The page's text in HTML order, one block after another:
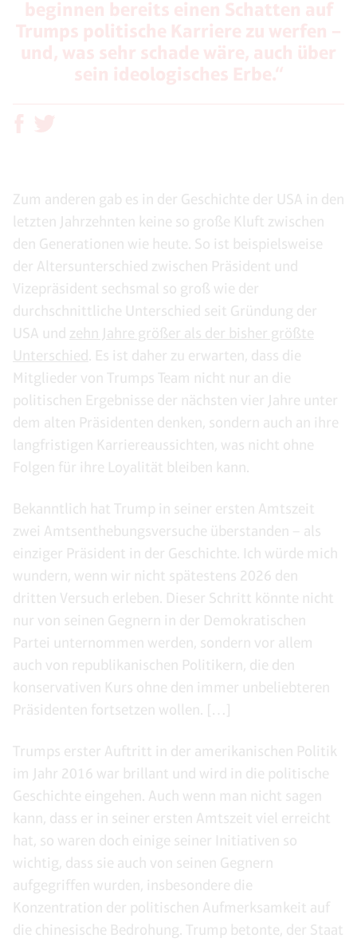
Zum anderen gab es in der Geschichte der USA in den
letzten Jahrzehnten keine so große Kluft zwischen
den Generationen wie heute. So ist beispielsweise
der Altersunterschied zwischen Präsident und
Vizepräsident sechsmal so groß wie der
durchschnittliche Unterschied seit Gründung der
USA und zehn Jahre größer als der bisher größte
Unterschied
. Es ist daher zu erwarten, dass die
Mitglieder von Trumps Team nicht nur an die
politischen Ergebnisse der nächsten vier Jahre unter
dem alten Präsidenten denken, sondern auch an ihre
langfristigen Karriereaussichten, was nicht ohne
Folgen für ihre Loyalität bleiben kann.
Bekanntlich hat Trump in seiner ersten Amtszeit
zwei Amtsenthebungsversuche überstanden – als
einziger Präsident in der Geschichte. Ich würde mich
wundern, wenn wir nicht spätestens 2026 den
dritten Versuch erleben. Dieser Schritt könnte nicht
nur von seinen Gegnern in der Demokratischen
Partei unternommen werden, sondern vor allem
auch von republikanischen Politikern, die den
konservativen Kurs ohne den immer unbeliebteren
Präsidenten fortsetzen wollen. […]
Trumps erster Auftritt in der amerikanischen Politik
im Jahr 2016 war brillant und wird in die politische
Geschichte eingehen. Auch wenn man nicht sagen
kann, dass er in seiner ersten Amtszeit viel erreicht
hat, so waren doch einige seiner Initiativen so
wichtig, dass sie auch von seinen Gegnern
aufgegriffen wurden, insbesondere die
Konzentration der politischen Aufmerksamkeit auf
die chinesische Bedrohung. Trump betonte, der Staat